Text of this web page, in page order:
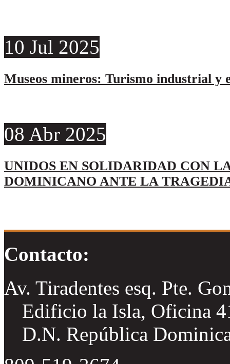
10 Jul 2025
Museos mineros: Turismo industrial y
08 Abr 2025
UNIDOS EN SOLIDARIDAD CON
DOMINICANO ANTE LA
Contacto:
Av. Tiradentes esq. Pte.
Edificio la Isla, Oficina
D.N. República